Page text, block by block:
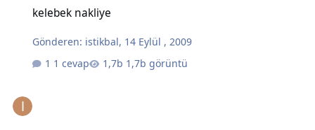
kelebek nakliye
Gönderen: istikbal, 14 Eylül , 2009
1 cevap
1,7b görüntü